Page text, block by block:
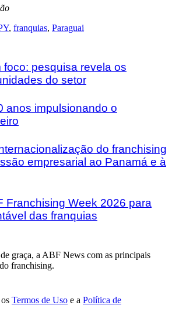
, franquias, Paraguai
foco: pesquisa revela os
do setor
anos impulsionando o
do franchising
empresarial ao Panamá e à
Franchising Week 2026 para
das franquias
graça, a ABF News com as principais
franchising.
Termos de Uso e a Política de